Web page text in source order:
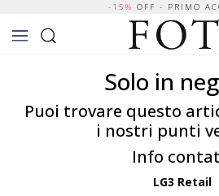
-15% OFF - PRIMO
Solo in
Puoi trovare questo
i nostri punti
Info
LG3 Retail